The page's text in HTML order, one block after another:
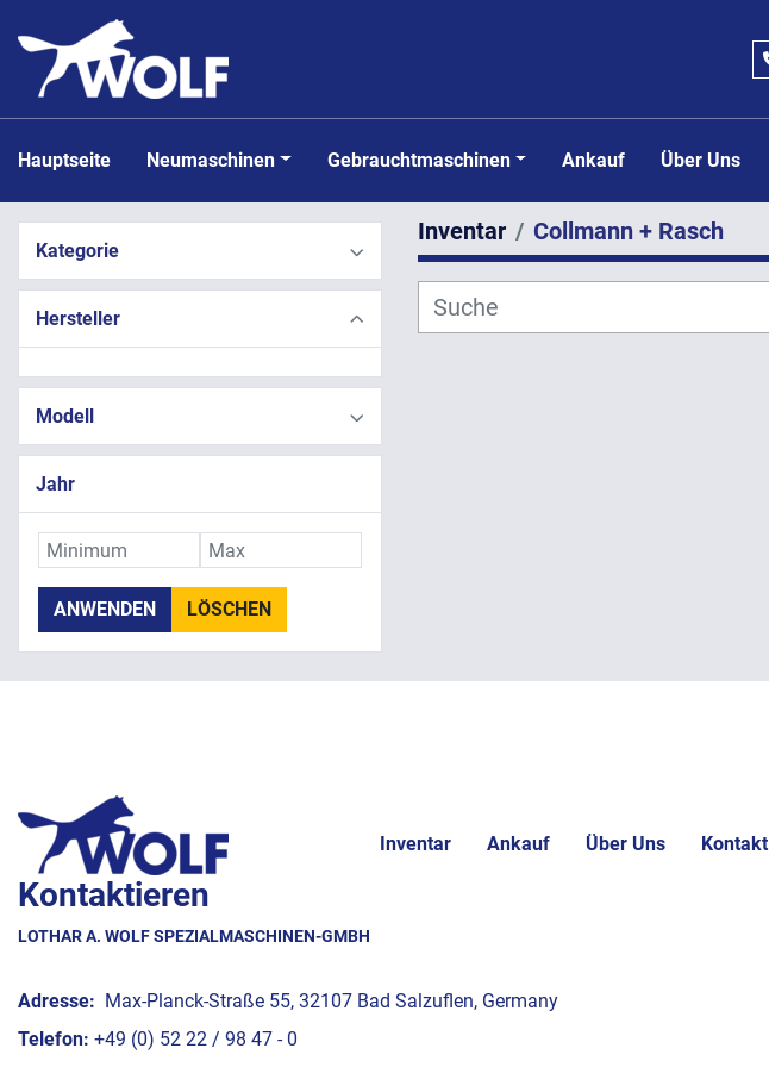
Hauptseite Neumaschinen Gebrauchtmaschinen Ankauf Über Uns
Kategorie
Hersteller
Modell
Jahr
ANWENDEN LÖSCHEN
Inventar Collmann + Rasch
Inventar Ankauf Über Uns Kontakt
Kontaktieren
LOTHAR A. WOLF SPEZIALMASCHINEN-GMBH
Adresse: Max-Planck-Straße 55, 32107 Bad Salzuflen, Germany
Telefon: +49 (0) 52 22 / 98 47 - 0